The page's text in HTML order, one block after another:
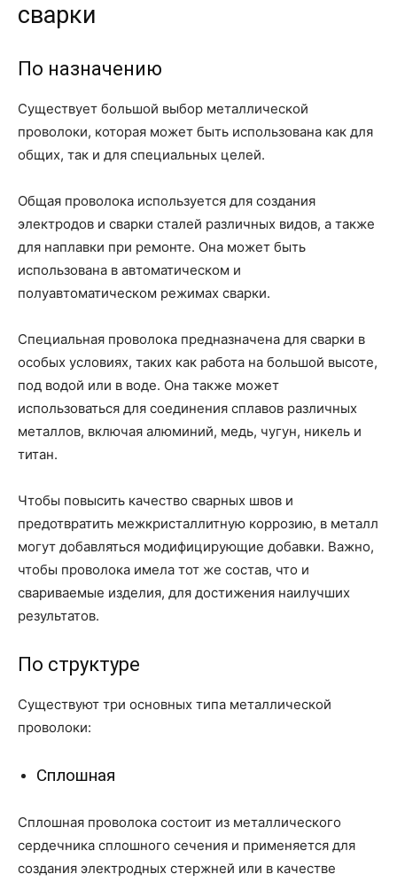
сварки
По назначению
Существует большой выбор металлической
проволоки, которая может быть использована как для
общих, так и для специальных целей.
Общая проволока используется для создания
электродов и сварки сталей различных видов, а также
для наплавки при ремонте. Она может быть
использована в автоматическом и
полуавтоматическом режимах сварки.
Специальная проволока предназначена для сварки в
особых условиях, таких как работа на большой высоте,
под водой или в воде. Она также может
использоваться для соединения сплавов различных
металлов, включая алюминий, медь, чугун, никель и
титан.
Чтобы повысить качество сварных швов и
предотвратить межкристаллитную коррозию, в металл
могут добавляться модифицирующие добавки. Важно,
чтобы проволока имела тот же состав, что и
свариваемые изделия, для достижения наилучших
результатов.
По структуре
Существуют три основных типа металлической
проволоки:
Сплошная
Сплошная проволока состоит из металлического
сердечника сплошного сечения и применяется для
создания электродных стержней или в качестве